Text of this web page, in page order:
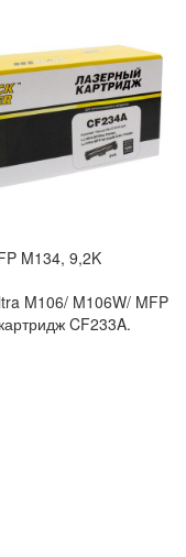
M134, 9,2K
M106/ M106W/ MFP
CF233A.